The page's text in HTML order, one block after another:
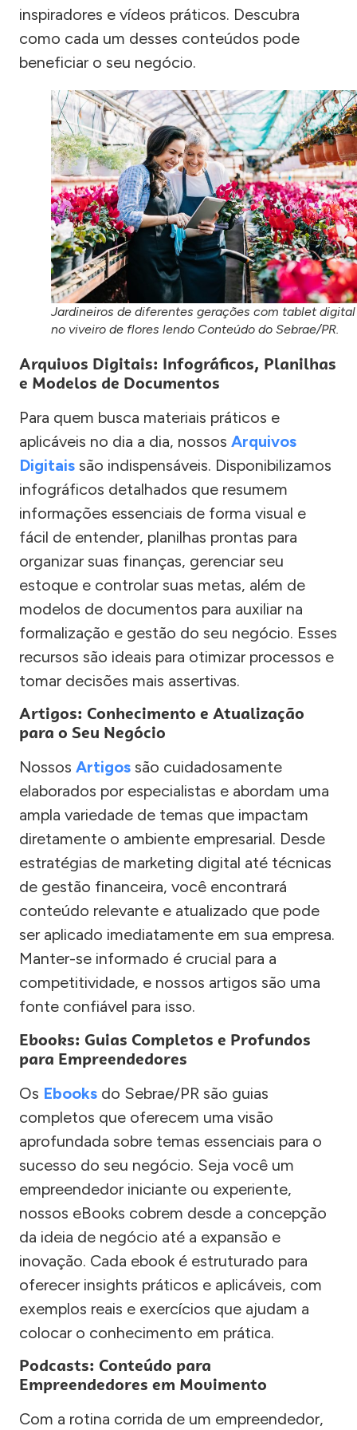
inspiradores e vídeos práticos. Descubra
como cada um desses conteúdos pode
beneficiar o seu negócio.
Jardineiros de diferentes gerações com tablet digital
no viveiro de flores lendo Conteúdo do Sebrae/PR.
Arquivos Digitais: Infográficos, Planilhas
e Modelos de Documentos
Para quem busca materiais práticos e
aplicáveis no dia a dia, nossos Arquivos
Digitais são indispensáveis. Disponibilizamos
infográficos detalhados que resumem
informações essenciais de forma visual e
fácil de entender, planilhas prontas para
organizar suas finanças, gerenciar seu
estoque e controlar suas metas, além de
modelos de documentos para auxiliar na
formalização e gestão do seu negócio. Esses
recursos são ideais para otimizar processos e
tomar decisões mais assertivas.
Artigos: Conhecimento e Atualização
para o Seu Negócio
Nossos Artigos são cuidadosamente
elaborados por especialistas e abordam uma
ampla variedade de temas que impactam
diretamente o ambiente empresarial. Desde
estratégias de marketing digital até técnicas
de gestão financeira, você encontrará
conteúdo relevante e atualizado que pode
ser aplicado imediatamente em sua empresa.
Manter-se informado é crucial para a
competitividade, e nossos artigos são uma
fonte confiável para isso.
Ebooks: Guias Completos e Profundos
para Empreendedores
Os Ebooks do Sebrae/PR são guias
completos que oferecem uma visão
aprofundada sobre temas essenciais para o
sucesso do seu negócio. Seja você um
empreendedor iniciante ou experiente,
nossos eBooks cobrem desde a concepção
da ideia de negócio até a expansão e
inovação. Cada ebook é estruturado para
oferecer insights práticos e aplicáveis, com
exemplos reais e exercícios que ajudam a
colocar o conhecimento em prática.
Podcasts: Conteúdo para
Empreendedores em Movimento
Com a rotina corrida de um empreendedor,